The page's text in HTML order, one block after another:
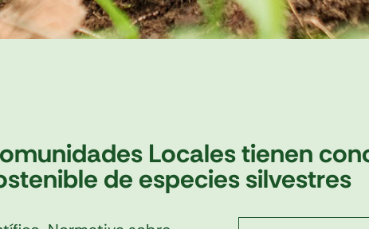
Locales tienen
de especies silvestres